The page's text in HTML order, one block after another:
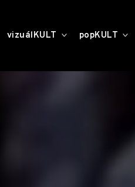
vizuálKULT toggle
child
popKULT